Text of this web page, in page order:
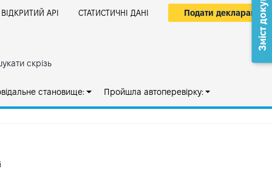
ВІДКРИТИЙ АРІ СТАТИСТИЧНІ ДАНІ Подати декларацію
скрізь
становище: Пройшла автоперевірку: